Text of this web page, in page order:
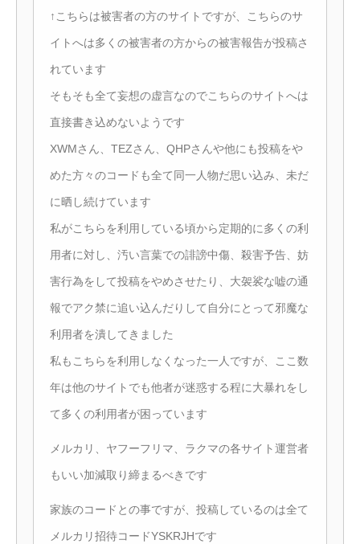
↑こちらは被害者の方のサイトですが、こちらのサ
イトへは多くの被害者の方からの被害報告が投稿さ
れています
そもそも全て妄想の虚言なのでこちらのサイトへは
直接書き込めないようです
XWMさん、TEZさん、QHPさんや他にも投稿をや
めた方々のコードも全て同一人物だ思い込み、未だ
に晒し続けています
私がこちらを利用している頃から定期的に多くの利
用者に対し、汚い言葉での誹謗中傷、殺害予告、妨
害行為をして投稿をやめさせたり、大袈裟な嘘の通
報でアク禁に追い込んだりして自分にとって邪魔な
利用者を潰してきました
私もこちらを利用しなくなった一人ですが、ここ数
年は他のサイトでも他者が迷惑する程に大暴れをし
て多くの利用者が困っています
メルカリ、ヤフーフリマ、ラクマの各サイト運営者
もいい加減取り締まるべきです
家族のコードとの事ですが、投稿しているのは全て
メルカリ招待コードYSKRJHです